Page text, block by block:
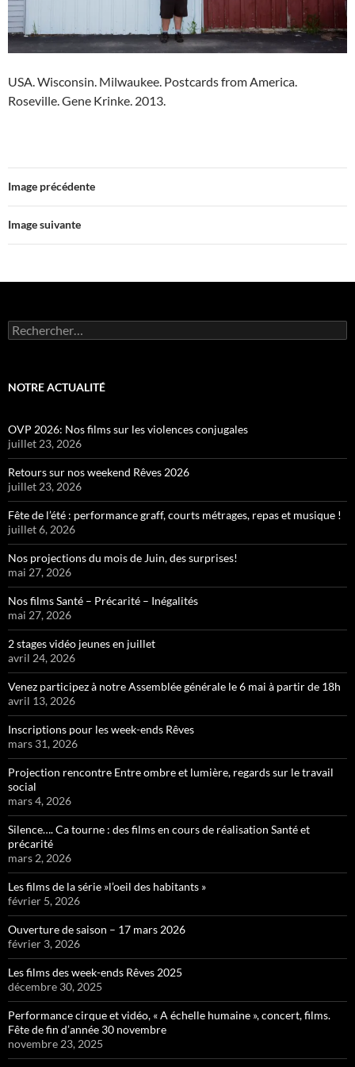
USA. Wisconsin. Milwaukee. Postcards from America.
Roseville. Gene Krinke. 2013.
Image précédente
Image suivante
Rechercher :
NOTRE ACTUALITÉ
OVP 2026: Nos films sur les violences conjugales
juillet 23, 2026
Retours sur nos weekend Rêves 2026
juillet 23, 2026
Fête de l’été : performance graff, courts métrages, repas et musique !
juillet 6, 2026
Nos projections du mois de Juin, des surprises!
mai 27, 2026
Nos films Santé – Précarité – Inégalités
mai 27, 2026
2 stages vidéo jeunes en juillet
avril 24, 2026
Venez participez à notre Assemblée générale le 6 mai à partir de 18h
avril 13, 2026
Inscriptions pour les week-ends Rêves
mars 31, 2026
Projection rencontre Entre ombre et lumière, regards sur le travail
social
mars 4, 2026
Silence…. Ca tourne : des films en cours de réalisation Santé et
précarité
mars 2, 2026
Les films de la série »l’oeil des habitants »
février 5, 2026
Ouverture de saison – 17 mars 2026
février 3, 2026
Les films des week-ends Rêves 2025
décembre 30, 2025
Performance cirque et vidéo, « A échelle humaine », concert, films.
Fête de fin d’année 30 novembre
novembre 23, 2025